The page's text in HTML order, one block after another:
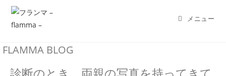
メニュー
FLAMMA BLOG